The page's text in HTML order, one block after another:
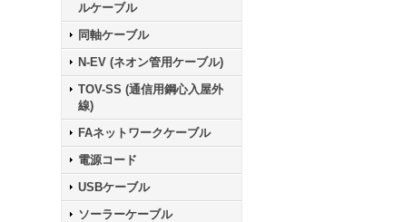
ルケーブル
同軸ケーブル
N-EV (ネオン管用ケーブル)
TOV-SS (通信用鋼心入屋外
線)
FAネットワークケーブル
電源コード
USBケーブル
ソーラーケーブル